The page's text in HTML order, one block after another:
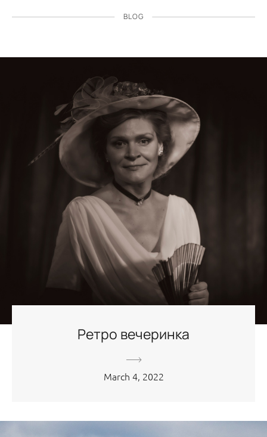
BLOG
Ретро вечеринка
March 4, 2022